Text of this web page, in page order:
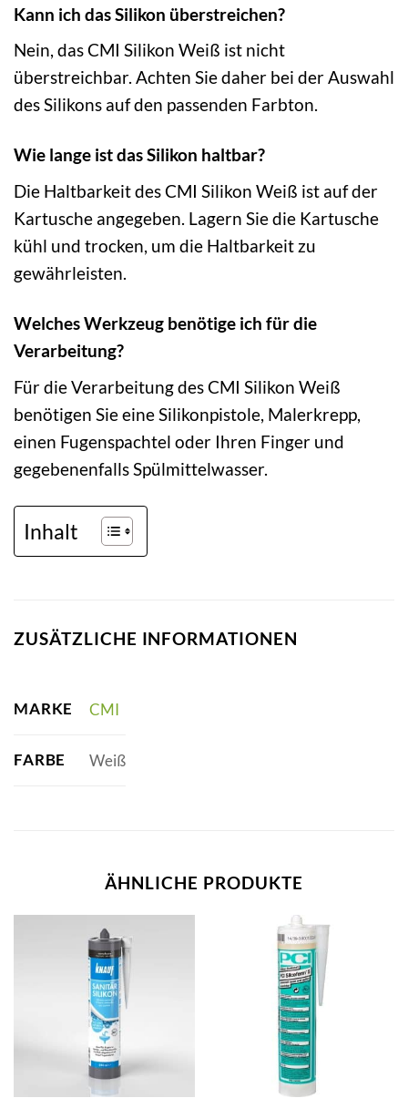
Kann ich das Silikon überstreichen?
Nein, das CMI Silikon Weiß ist nicht
überstreichbar. Achten Sie daher bei der Auswahl
des Silikons auf den passenden Farbton.
Wie lange ist das Silikon haltbar?
Die Haltbarkeit des CMI Silikon Weiß ist auf der
Kartusche angegeben. Lagern Sie die Kartusche
kühl und trocken, um die Haltbarkeit zu
gewährleisten.
Welches Werkzeug benötige ich für die
Verarbeitung?
Für die Verarbeitung des CMI Silikon Weiß
benötigen Sie eine Silikonpistole, Malerkrepp,
einen Fugenspachtel oder Ihren Finger und
gegebenenfalls Spülmittelwasser.
Inhalt
ZUSÄTZLICHE INFORMATIONEN
MARKE CMI
FARBE Weiß
ÄHNLICHE PRODUKTE